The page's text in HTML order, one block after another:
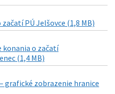
PÚ Jelšovce (1,8 MB)
konania o začatí
(1,4 MB)
grafické zobrazenie hranice